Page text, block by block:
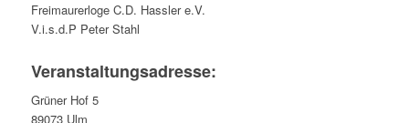
Freimaurerloge C.D. Hassler e.V.
V.i.s.d.P Peter Stahl
Veranstaltungsadresse:
Grüner Hof 5
89073 Ulm